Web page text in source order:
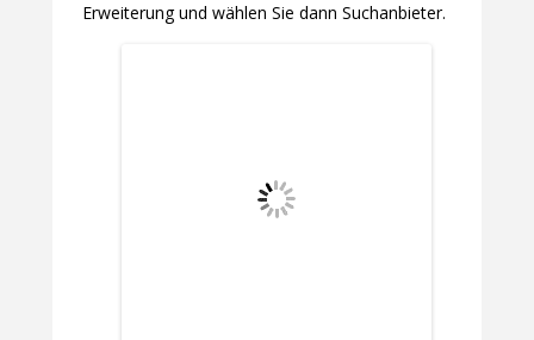
Erweiterung und wählen Sie dann Suchanbieter.